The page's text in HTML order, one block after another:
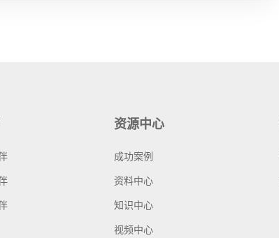
资源中心
成功案例
资料中心
知识中心
视频中心